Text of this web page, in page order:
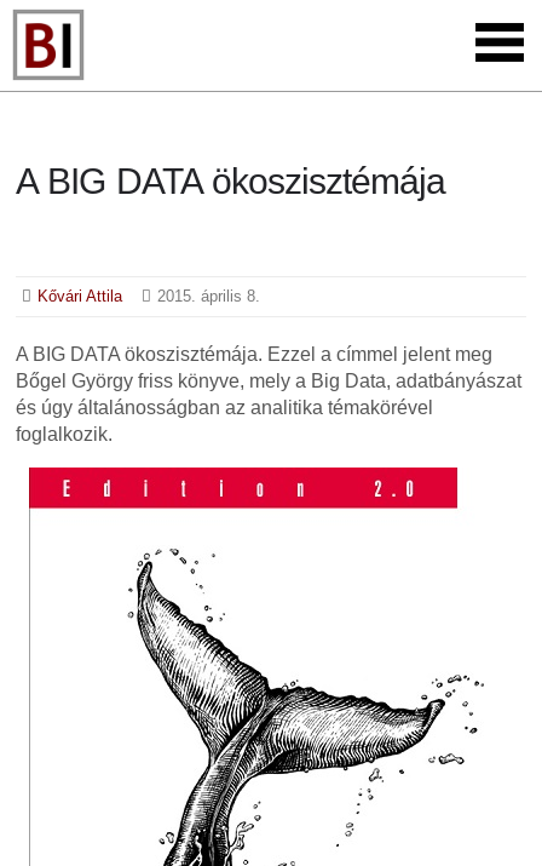
A BIG DATA ökoszisztémája
Kővári Attila 2015. április 8.
A BIG DATA ökoszisztémája. Ezzel a címmel jelent meg
Bőgel György friss könyve, mely a Big Data, adatbányászat
és úgy általánosságban az analitika témakörével
foglalkozik.